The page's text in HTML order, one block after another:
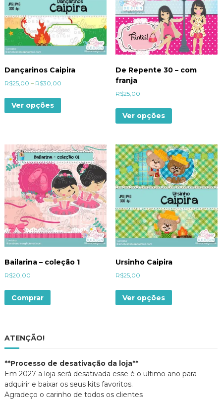
Dançarinos Caipira
R$25,00 – R$30,00
Ver opções
De Repente 30 – com
franja
R$25,00
Ver opções
Bailarina – coleção 1
R$20,00
Comprar
Ursinho Caipira
R$25,00
Ver opções
ATENÇÃO!
**Processo de desativação da loja**
Em 2027 a loja será desativada esse é o ultimo ano para
adquirir e baixar os seus kits favoritos.
Agradeço o carinho de todos os clientes